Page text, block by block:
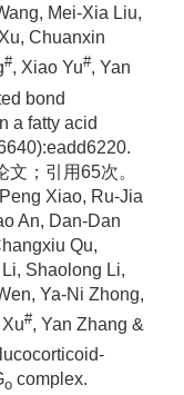
Mei-Xia Liu,
Chuanxin
#, Xiao Yu#, Yan
bond
a fatty acid
；引用65次。
Xiao, Ru-Jia
An, Dan-Dan
Qu,
Shaolong Li,
Ya-Ni Zhong,
#, Yan Zhang &
ocomplex.